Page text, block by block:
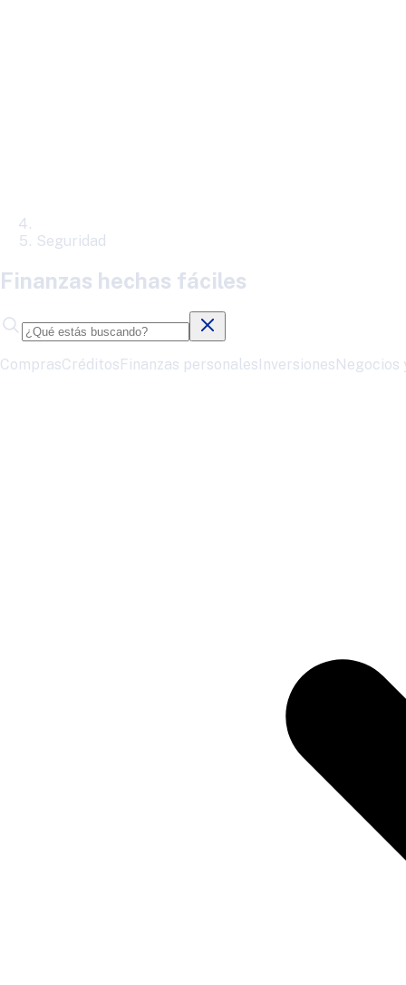
Seguridad
Finanzas hechas fáciles
ComprasCréditosFinanzas personalesInversionesNegocios